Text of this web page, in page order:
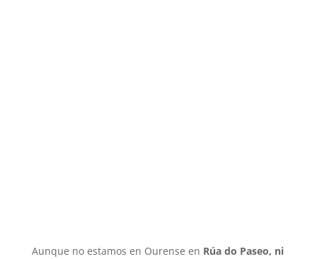
Aunque no estamos en Ourense en Rúa do Paseo, ni